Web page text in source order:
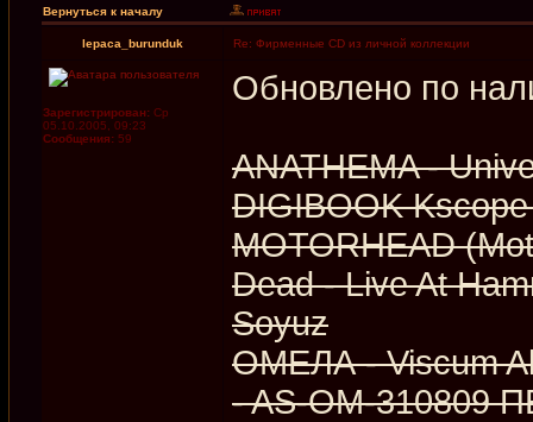
Вернуться к началу
lepaca_burunduk Re: Фирменные CD из личной коллекции
Зарегистрирован: Ср
05.10.2005, 09:23
Сообщения: 59
Обновлено по
ANATHEMA -
DIGIBOOK
MOTORHEAD
Dead - Live At
Soyuz
ОМЕЛА - Viscum
- AS-OM-